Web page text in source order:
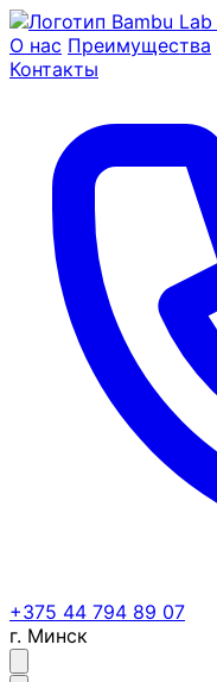
О нас Преимущества
Контакты
+375 44 794 89 07
г. Минск